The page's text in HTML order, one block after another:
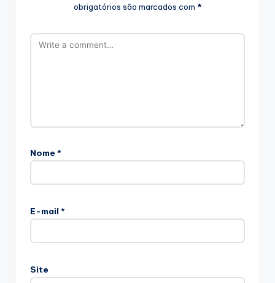
obrigatórios são marcados com *
Nome *
E-mail *
Site